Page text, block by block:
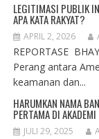
LEGITIMASI PUBLIK
APA KATA RAKYAT?
APRIL 2, 2026
REPORTASE
Perang antara
keamanan dan...
HARUMKAN NAMA
PERTAMA DI
JULI 29, 2025